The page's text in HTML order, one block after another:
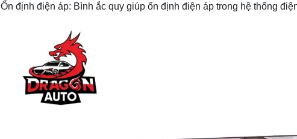
Ổn định điện áp: Bình ắc quy giúp ổn định điện áp trong hệ thống